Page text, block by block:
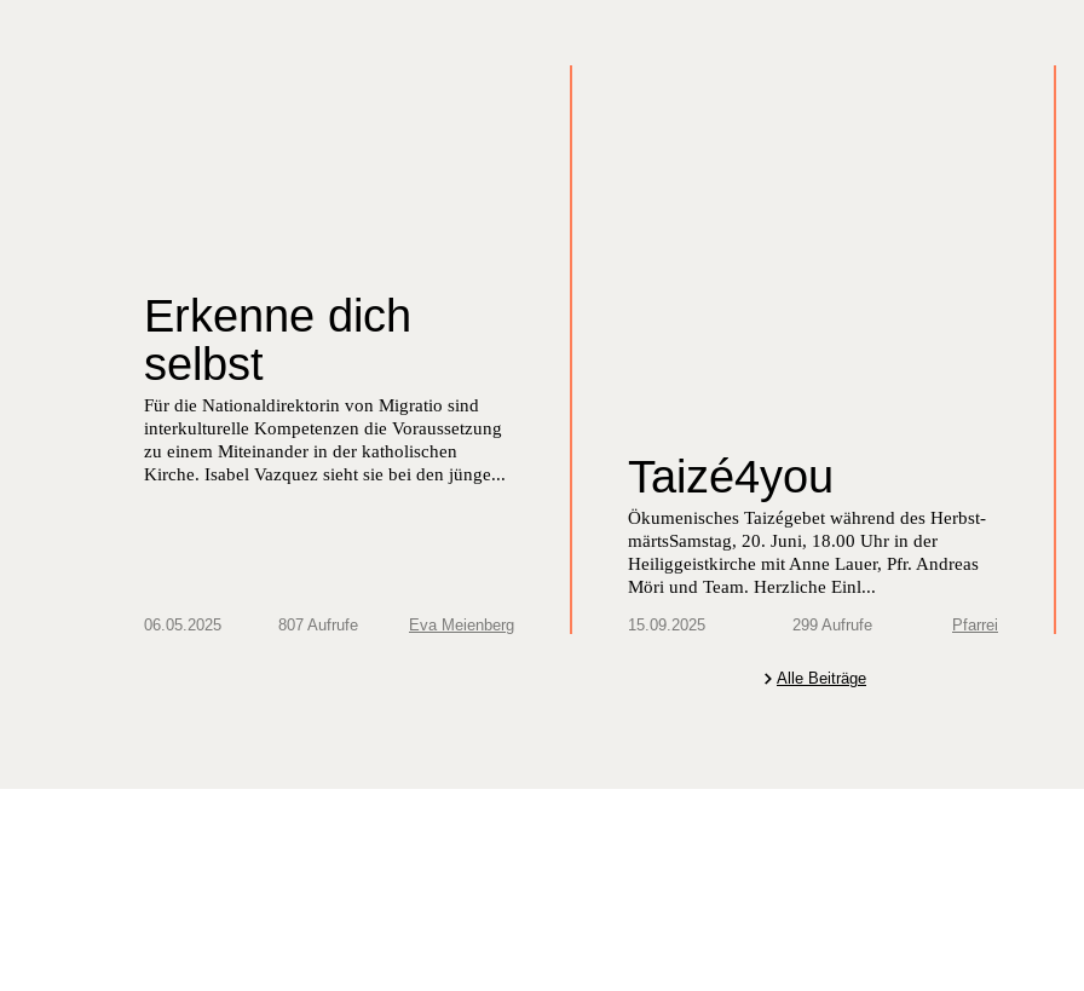
Erkenne dich
selbst
Für die Nationaldirektorin von Migratio sind
interkulturelle Kompetenzen die Voraussetzung
zu einem Miteinander in der katholischen
Kirche. Isabel Vazquez sieht sie bei den jünge...
06.05.2025 807 Aufrufe Eva Meienberg
Taizé4you
Öku­menis­ches Taizége­bet während des Herb­st­
märtsSam­stag, 20. Juni, 18.00 Uhr in der
Heiliggeistkirche mit Anne Lauer, Pfr. Andreas
Möri und Team. Her­zliche Ein­l...
15.09.2025 299 Aufrufe Pfarrei
Alle Beiträge